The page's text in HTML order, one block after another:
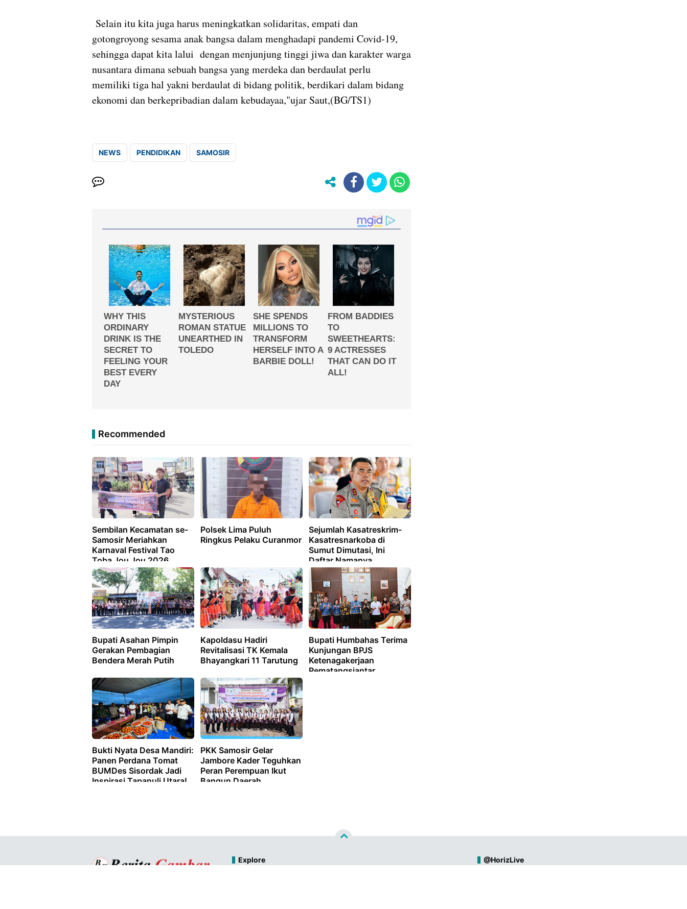
Selain itu kita juga harus meningkatkan solidaritas, empati dan
gotongroyong sesama anak bangsa dalam menghadapi pandemi Covid-19,
sehingga dapat kita lalui dengan menjunjung tinggi jiwa dan karakter warga
nusantara dimana sebuah bangsa yang merdeka dan berdaulat perlu
memiliki tiga hal yakni berdaulat di bidang politik, berdikari dalam bidang
ekonomi dan berkepribadian dalam kebudayaa,"ujar Saut,(BG/TS1)
NEWS PENDIDIKAN SAMOSIR
Recommended
Sembilan Kecamatan se-
Samosir Meriahkan
Karnaval Festival Tao
Toba Jou Jou 2026
Polsek Lima Puluh
Ringkus Pelaku Curanmor
Sejumlah Kasatreskrim-
Kasatresnarkoba di
Sumut Dimutasi, Ini
Daftar Namanya
Bupati Asahan Pimpin
Gerakan Pembagian
Bendera Merah Putih
Kapoldasu Hadiri
Revitalisasi TK Kemala
Bhayangkari 11 Tarutung
Bupati Humbahas Terima
Kunjungan BPJS
Ketenagakerjaan
Pematangsiantar
Bukti Nyata Desa Mandiri:
Panen Perdana Tomat
BUMDes Sisordak Jadi
Inspirasi Tapanuli Utara!
PKK Samosir Gelar
Jambore Kader Teguhkan
Peran Perempuan Ikut
Bangun Daerah
Explore @HorizLive